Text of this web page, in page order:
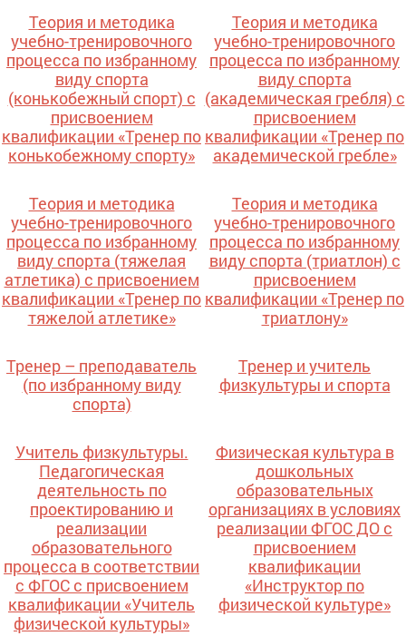
Теория и методика
учебно-тренировочного
процесса по избранному
виду спорта
(конькобежный спорт) с
присвоением
квалификации «Тренер по
конькобежному спорту»
Теория и методика
учебно-тренировочного
процесса по избранному
виду спорта
(академическая гребля) с
присвоением
квалификации «Тренер по
академической гребле»
Теория и методика
учебно-тренировочного
процесса по избранному
виду спорта (тяжелая
атлетика) с присвоением
квалификации «Тренер по
тяжелой атлетике»
Теория и методика
учебно-тренировочного
процесса по избранному
виду спорта (триатлон) с
присвоением
квалификации «Тренер по
триатлону»
Тренер – преподаватель
(по избранному виду
спорта)
Тренер и учитель
физкультуры и спорта
Учитель физкультуры.
Педагогическая
деятельность по
проектированию и
реализации
образовательного
процесса в соответствии
с ФГОС с присвоением
квалификации «Учитель
физической культуры»
Физическая культура в
дошкольных
образовательных
организациях в условиях
реализации ФГОС ДО с
присвоением
квалификации
«Инструктор по
физической культуре»